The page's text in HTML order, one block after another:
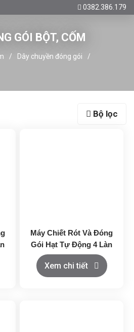
0382.386.179
GÓI BỘT, CỐM
Dây chuyền đóng gói
Bộ lọc
Máy Chiết Rót Và Đóng
Gói Hạt Tự Động 4 Làn
Xem chi tiết